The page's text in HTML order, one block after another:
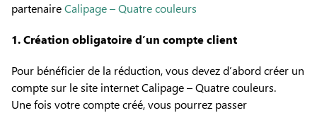
partenaireCalipage – Quatre couleurs
1. Création obligatoire d’un compte client
Pour bénéficier de la réduction, vous devez d’abord créer un
compte sur le site internet Calipage – Quatre couleurs.
Une fois votre compte créé, vous pourrez passer